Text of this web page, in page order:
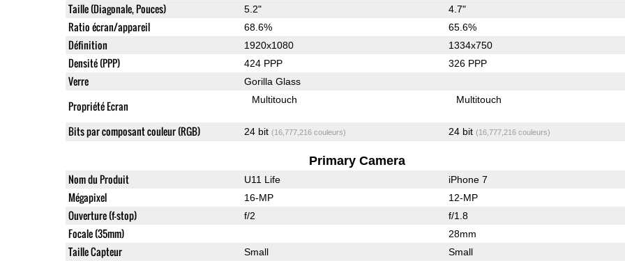
Taille (Diagonale, Pouces) 5.2" 4.7"
Ratio écran/appareil 68.6% 65.6%
Définition 1920x1080 1334x750
Densité (PPP) 424 PPP 326 PPP
Verre Gorilla Glass
Propriété Ecran Multitouch Multitouch
Bits par composant couleur (RGB) 24 bit (16,777,216 couleurs) 24 bit (16,777,216 couleurs)
Primary Camera
Nom du Produit U11 Life iPhone 7
Mégapixel 16-MP 12-MP
Ouverture (f-stop) f/2 f/1.8
Focale (35mm) 28mm
Taille Capteur Small Small